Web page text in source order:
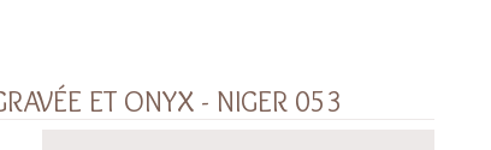
ET ONYX - NIGER 053